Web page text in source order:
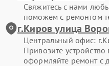
Свяжитесь с нами
поможем с ремонтом
г.Киров улица
Центральный офис:
Привозите устройство
оформляйте ремонт с